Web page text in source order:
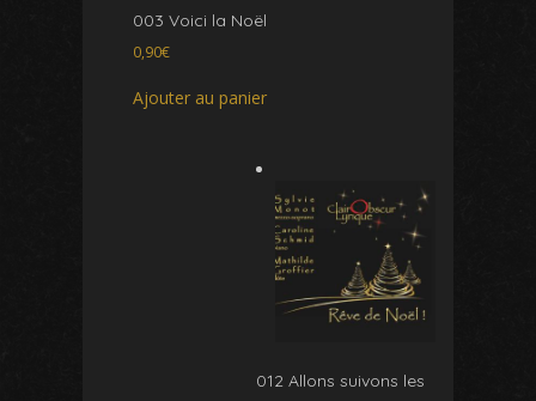
003 Voici la Noël
0,90€
Ajouter au panier
012 Allons suivons les